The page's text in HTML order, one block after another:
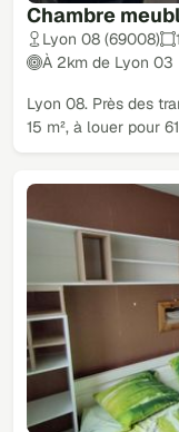
Chambre
Lyon 08 (69008)
À 2km de Lyon 03
Lyon 08. Près des
15 m², à louer pour